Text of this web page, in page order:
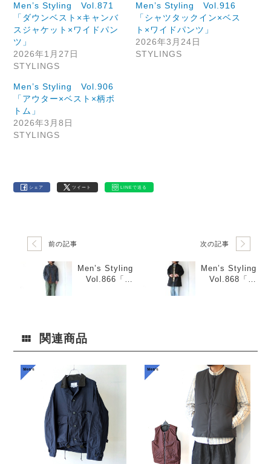
Men’s Styling Vol.871
「ダウンベスト×キャンバ
スジャケット×ワイドパン
ツ」
2026年1月27日
STYLINGS
Men’s Styling Vol.916
「シャツタックイン×ベス
ト×ワイドパンツ」
2026年3月24日
STYLINGS
Men’s Styling Vol.906
「アウター×ベスト×柄ボ
トム」
2026年3月8日
STYLINGS
シェア ツイート LINEで送る
前の記事
Men’s Styling
Vol.866「ネ
次の記事
Men’s Styling
Vol.868「オ
関連商品